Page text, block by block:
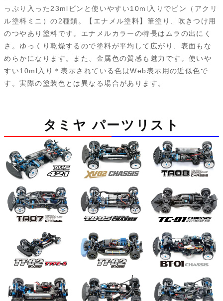
o
o
k
y
t g
e
っぷり入った23mlビンと使いやすい10ml入りでビン（アクリ
ル塗料ミニ）の2種類。【エナメル塗料】筆塗り、吹きつけ用
のつやあり塗料です。エナメルカラーの特長はムラの出にく
さ。ゆっくり乾燥するので塗料が平均して広がり、表面もな
めらかになります。また、金属色の質感も魅力です。使いや
すい10ml入り＊表示されている色はWeb表示用の近似色で
す。実際の塗装色とは異なる場合があります。
タミヤ パーツリスト